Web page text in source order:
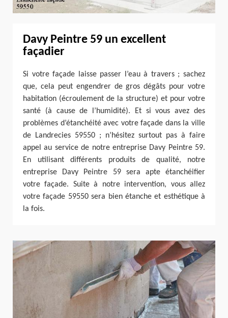
Davy Peintre 59 un excellent
façadier
Si votre façade laisse passer l’eau à travers ; sachez
que, cela peut engendrer de gros dégâts pour votre
habitation (écroulement de la structure) et pour votre
santé (à cause de l’humidité). Et si vous avez des
problèmes d’étanchéité avec votre façade dans la ville
de Landrecies 59550 ; n’hésitez surtout pas à faire
appel au service de notre entreprise Davy Peintre 59.
En utilisant différents produits de qualité, notre
entreprise Davy Peintre 59 sera apte étanchéifier
votre façade. Suite à notre intervention, vous allez
votre façade 59550 sera bien étanche et esthétique à
la fois.